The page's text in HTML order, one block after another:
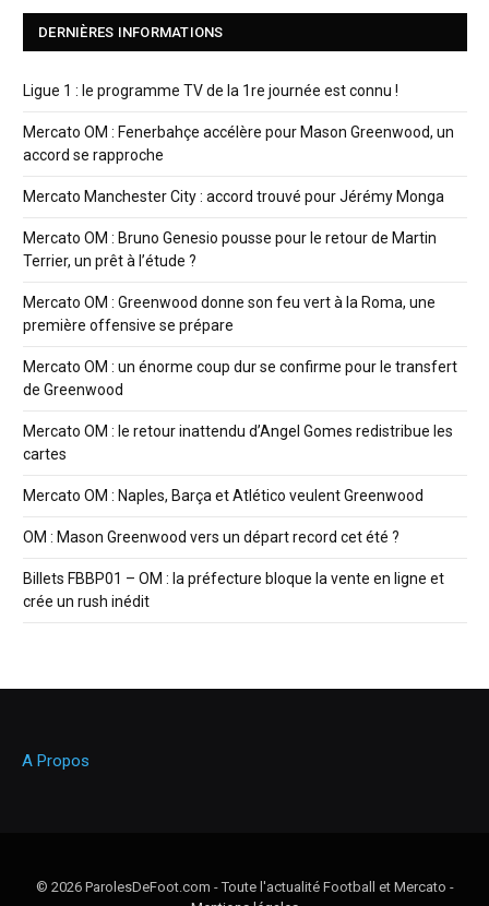
DERNIÈRES INFORMATIONS
Ligue 1 : le programme TV de la 1re journée est connu !
Mercato OM : Fenerbahçe accélère pour Mason Greenwood, un
accord se rapproche
Mercato Manchester City : accord trouvé pour Jérémy Monga
Mercato OM : Bruno Genesio pousse pour le retour de Martin
Terrier, un prêt à l’étude ?
Mercato OM : Greenwood donne son feu vert à la Roma, une
première offensive se prépare
Mercato OM : un énorme coup dur se confirme pour le transfert
de Greenwood
Mercato OM : le retour inattendu d’Angel Gomes redistribue les
cartes
Mercato OM : Naples, Barça et Atlético veulent Greenwood
OM : Mason Greenwood vers un départ record cet été ?
Billets FBBP01 – OM : la préfecture bloque la vente en ligne et
crée un rush inédit
A Propos
© 2026 ParolesDeFoot.com - Toute l'actualité Football et Mercato -